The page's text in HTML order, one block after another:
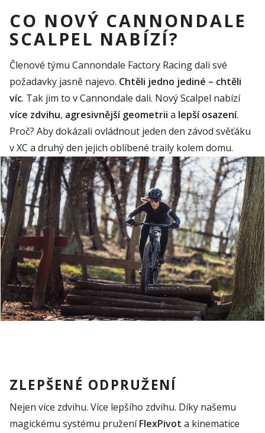
CO NOVÝ CANNONDALE
SCALPEL NABÍZÍ?
Členové týmu Cannondale Factory Racingdali své
požadavky jasně najevo. Chtěli jedno jediné – chtěli
víc. Tak jim to vCannondale dali. NovýScalpel nabízí
více zdvihu, agresivnější geometrii a lepší osazení.
Proč? Aby dokázali ovládnout jeden den závod svěťáku
v XC a druhý den jejich oblíbené traily kolem domu.
ZLEPŠENÉ ODPRUŽENÍ
Nejen více zdvihu. Více lepšího zdvihu. Díky našemu
magickému systému pruženíFlexPivot a kinematice